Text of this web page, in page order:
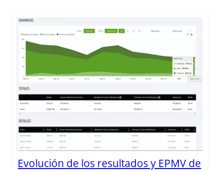
Evolución de los resultados y EPMV de